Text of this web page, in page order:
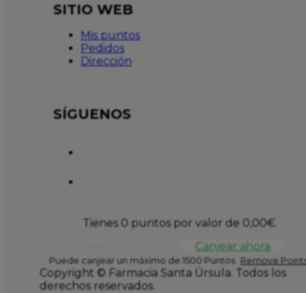
SITIO WEB
Mis puntos
Pedidos
Dirección
SÍGUENOS
Tienes 0 puntos por valor de 0,00€.
Canjear ahora
Puede canjear un máximo de 1500 Puntos Remove
Copyright © Farmacia Santa Úrsula. Todos los
derechos reservados.